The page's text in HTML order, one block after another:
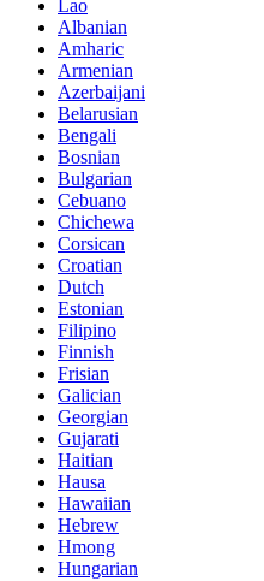
Lao
Albanian
Amharic
Armenian
Azerbaijani
Belarusian
Bengali
Bosnian
Bulgarian
Cebuano
Chichewa
Corsican
Croatian
Dutch
Estonian
Filipino
Finnish
Frisian
Galician
Georgian
Gujarati
Haitian
Hausa
Hawaiian
Hebrew
Hmong
Hungarian